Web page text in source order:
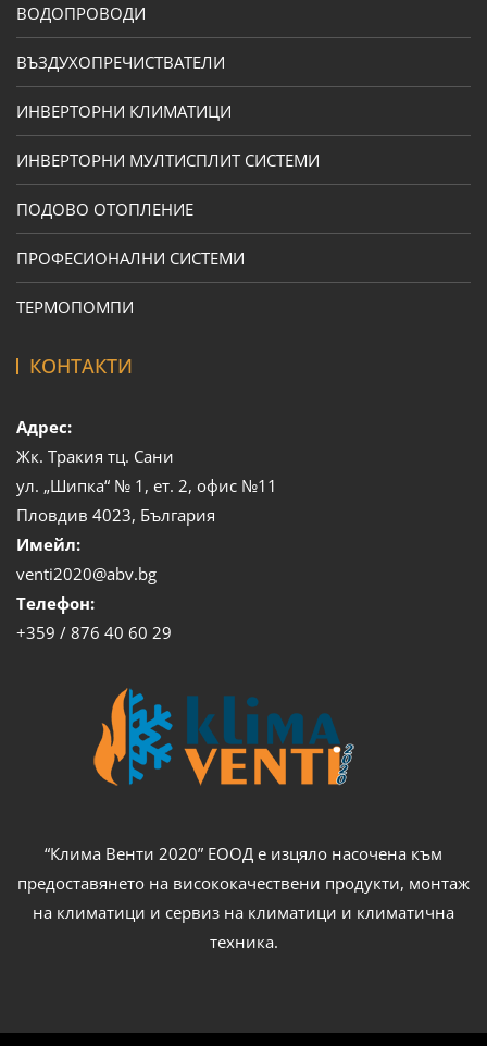
ВОДОПРОВОДИ
ВЪЗДУХОПРЕЧИСТВАТЕЛИ
ИНВЕРТОРНИ КЛИМАТИЦИ
ИНВЕРТОРНИ МУЛТИСПЛИТ СИСТЕМИ
ПОДОВО ОТОПЛЕНИЕ
ПРОФЕСИОНАЛНИ СИСТЕМИ
ТЕРМОПОМПИ
КОНТАКТИ
Адрес:
Жк. Тракия тц. Сани
ул. „Шипка“ № 1, ет. 2, офис №11
Пловдив 4023, България
Имейл:
venti2020@abv.bg
Телефон:
+359 / 876 40 60 29
“Клима Венти 2020” ЕООД е изцяло насочена към
предоставянето на висококачествени продукти, монтаж
на климатици и сервиз на климатици и климатична
техника.